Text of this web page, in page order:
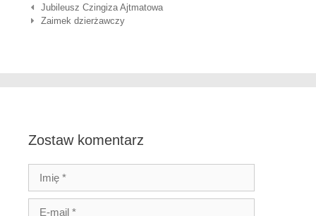
Nawigacja wpisów
Jubileusz Czingiza Ajtmatowa
Zaimek dzierżawczy
Zostaw komentarz